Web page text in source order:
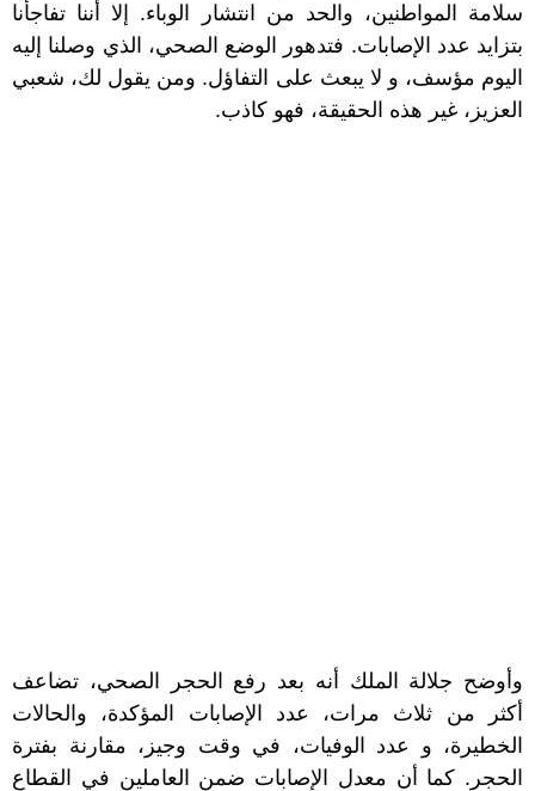
سلامة المواطنين، والحد من انتشار الوباء. إلا أننا تفاجأنا
بتزايد عدد الإصابات. فتدهور الوضع الصحي، الذي وصلنا إليه
اليوم مؤسف، و لا يبعث على التفاؤل. ومن يقول لك، شعبي
العزيز، غير هذه الحقيقة، فهو كاذب.
وأوضح جلالة الملك أنه بعد رفع الحجر الصحي، تضاعف
أكثر من ثلاث مرات، عدد الإصابات المؤكدة، والحالات
الخطيرة، و عدد الوفيات، في وقت وجيز، مقارنة بفترة
الحجر. كما أن معدل الإصابات ضمن العاملين في القطاع